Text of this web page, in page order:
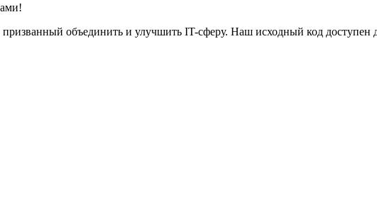
объединить и улучшить IT-сферу. Наш исходный код доступен